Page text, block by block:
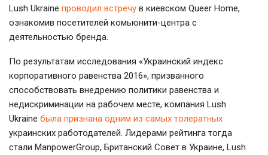
Lush Ukraine проводил встречу в киевском Queer Home,
ознакомив посетителей комьюнити-центра с
деятельностью бренда.
По результатам исследования «Украинский индекс
корпоративного равенства 2016», призванного
способствовать внедрению политики равенства и
недискриминации на рабочем месте, компания Lush
Ukraine была признана одним из самых толератных
украинских работодателей. Лидерами рейтинга тогда
стали ManpowerGroup, Британский Совет в Украине, Lush